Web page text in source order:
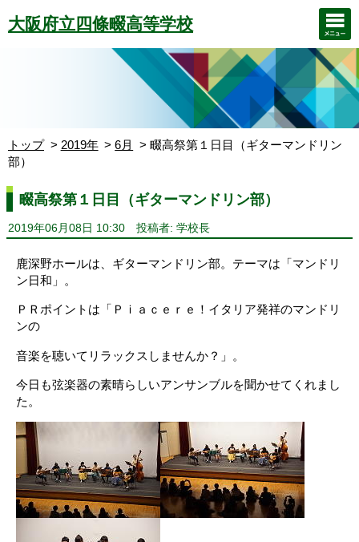
大阪府立四條畷高等学校
トップ 2019年 6月
畷高祭第１日目（ギターマンドリン
部）
畷高祭第１日目（ギターマンドリン部）
2019年06月08日 10:30 投稿者: 学校長
鹿深野ホールは、ギターマンドリン部。テーマは「マンドリ
ン日和」。
ＰＲポイントは「Ｐｉａｃｅｒｅ！イタリア発祥のマンドリ
ンの
音楽を聴いてリラックスしませんか？」。
今日も弦楽器の素晴らしいアンサンブルを聞かせてくれまし
た。